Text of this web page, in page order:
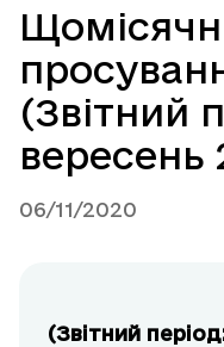
(Звітний
вересень
06/11/2020
(Звітний